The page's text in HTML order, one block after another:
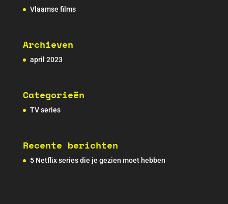
Vlaamse films
Archieven
april 2023
Categorieën
TV series
Recente berichten
5 Netflix series die je gezien moet hebben